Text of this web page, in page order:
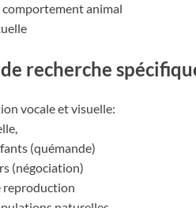
animal
recherche
vocale et visuelle:
(quémande)
(négociation)
reproduction